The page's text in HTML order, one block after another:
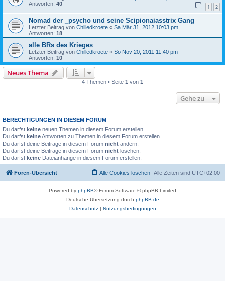
Antworten: 40 1 2
Nomad der _psycho und seine Scipionaiasstrix Gang
Letzter Beitrag von Chilledkroete « Sa Mär 31, 2012 10:03 pm
Antworten: 18
alle BRs des Krieges
Letzter Beitrag von Chilledkroete « So Nov 20, 2011 11:40 pm
Antworten: 10
Neues Thema
4 Themen • Seite 1 von 1
Gehe zu
BERECHTIGUNGEN IN DIESEM FORUM
Du darfst keine neuen Themen in diesem Forum erstellen.
Du darfst keineAntworten zu Themen in diesem Forum erstellen.
Du darfst deine Beiträge in diesem Forum nicht ändern.
Du darfst deine Beiträge in diesem Forum nicht löschen.
Du darfst keine Dateianhänge in diesem Forum erstellen.
Foren-Übersicht Alle Zeiten sind UTC+02:00
Alle Cookies löschen
Powered by phpBB® Forum Software © phpBB Limited
Deutsche Übersetzung durch phpBB.de
Datenschutz| Nutzungsbedingungen